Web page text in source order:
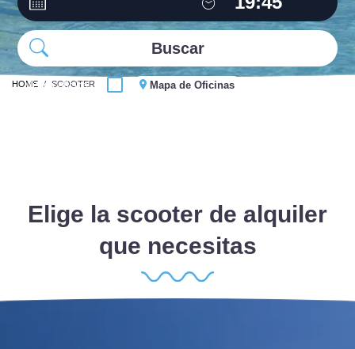
HOME SCOOTER
Misma oficina Mapa de Oficinas
Elige la scooter de alquiler
que necesitas